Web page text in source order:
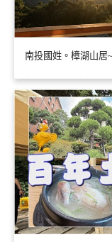
南投國姓。樟湖山